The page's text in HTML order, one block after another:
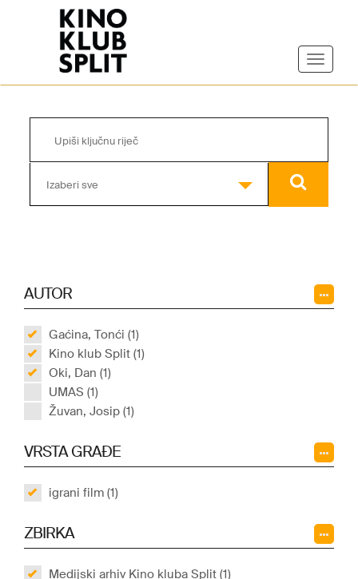
Izaberi sve
AUTOR
Gaćina, Tonći (1)
Kino klub Split (1)
Oki, Dan (1)
UMAS (1)
Žuvan, Josip (1)
VRSTA GRAĐE
igrani film (1)
ZBIRKA
Medijski arhiv Kino kluba Split (1)